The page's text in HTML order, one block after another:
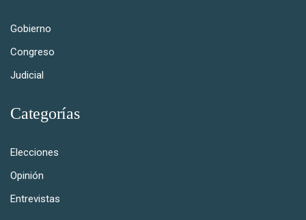
Gobierno
Congreso
Judicial
Categorías
Elecciones
Opinión
Entrevistas